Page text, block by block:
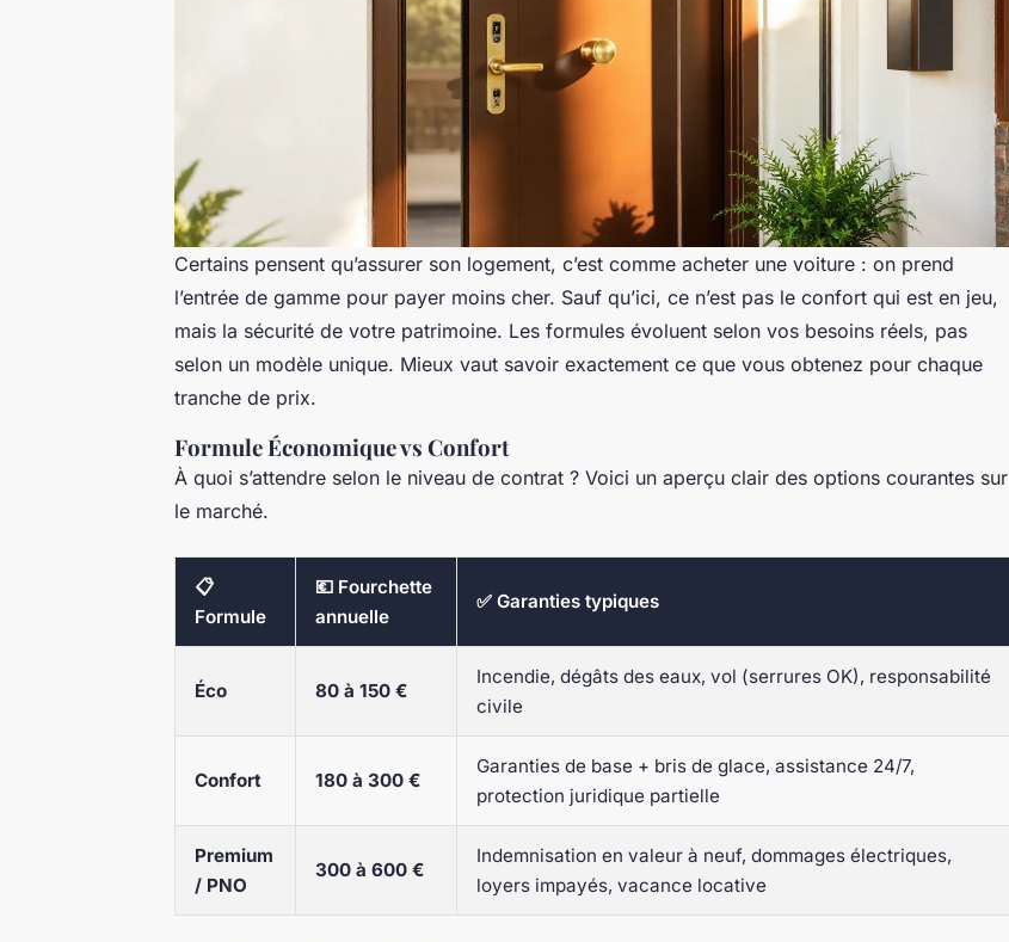
Certains pensent qu’assurer son logement, c’est comme acheter une voiture : on prend
l’entrée de gamme pour payer moins cher. Sauf qu’ici, ce n’est pas le confort qui est en jeu,
mais la sécurité de votre patrimoine. Les formules évoluent selon vos besoins réels, pas
selon un modèle unique. Mieux vaut savoir exactement ce que vous obtenez pour chaque
tranche de prix.
Formule Économique vs Confort
À quoi s’attendre selon le niveau de contrat ? Voici un aperçu clair des options courantes sur
le marché.
📋
Formule
💶 Fourchette
annuelle
✅ Garanties typiques
Éco 80 à 150 €
Incendie, dégâts des eaux, vol (serrures OK), responsabilité
civile
Confort 180 à 300 €
Garanties de base + bris de glace, assistance 24/7,
protection juridique partielle
Premium
/ PNO
300 à 600 €
Indemnisation en valeur à neuf, dommages électriques,
loyers impayés, vacance locative